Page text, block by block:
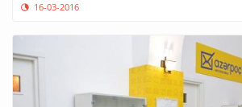
16-03-2016